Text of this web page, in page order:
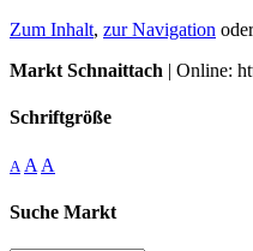
Zum Inhalt, zur Navigation
Markt Schnaittach | Online:
Schriftgröße
A A A
Suche Markt